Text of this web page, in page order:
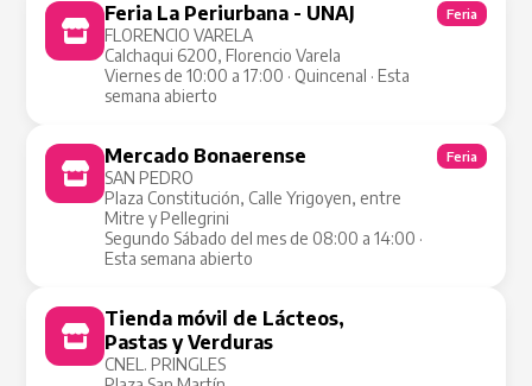
Feria La Periurbana - UNAJ
FLORENCIO VARELA
Calchaqui 6200, Florencio Varela
Viernes de 10:00 a 17:00 · Quincenal · Esta
semana abierto
Feria
Mercado Bonaerense
SAN PEDRO
Plaza Constitución, Calle Yrigoyen, entre
Mitre y Pellegrini
Segundo Sábado del mes de 08:00 a 14:00 ·
Esta semana abierto
Feria
Tienda móvil de Lácteos,
Pastas y Verduras
CNEL. PRINGLES